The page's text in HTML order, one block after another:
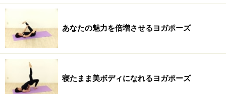
あなたの魅力を倍増させるヨガポーズ
寝たまま美ボディになれるヨガポーズ